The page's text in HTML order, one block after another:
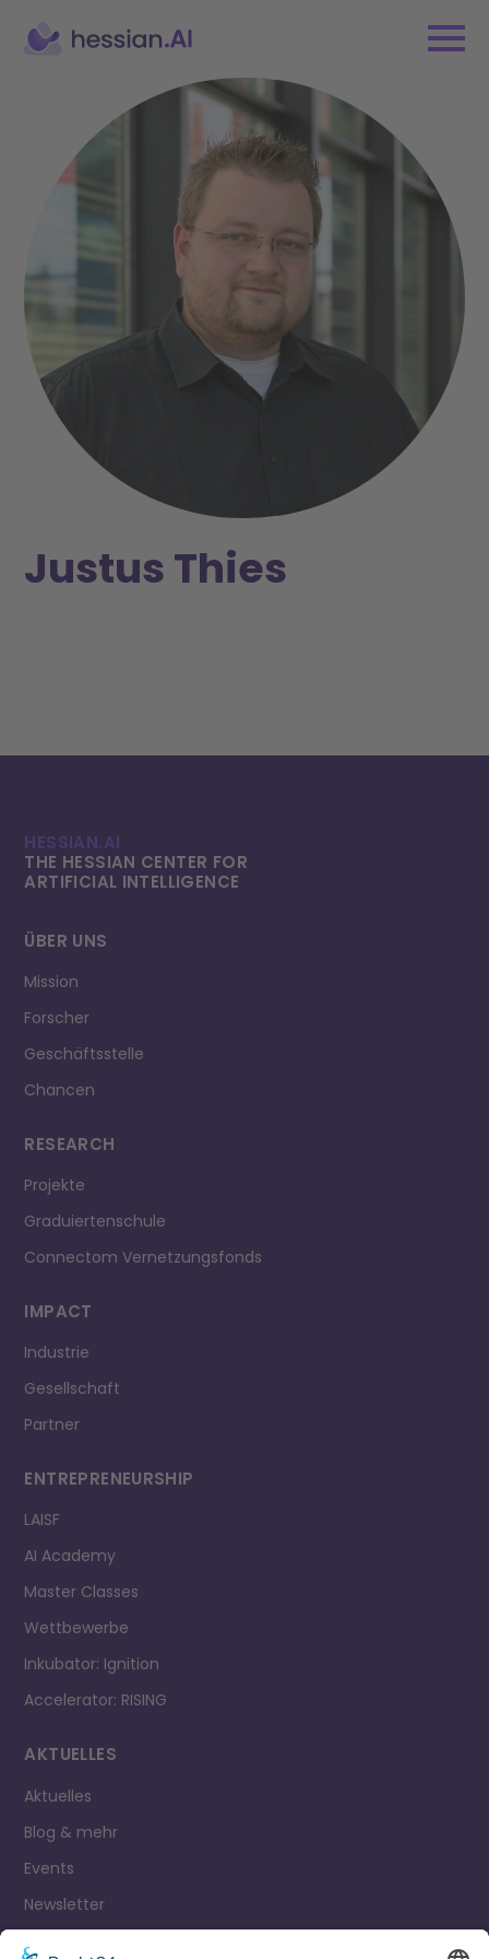
Justus Thies
HESSIAN.AI
THE HESSIAN CENTER FOR
ARTIFICIAL INTELLI­GENCE
ÜBER UNS
Mission
Forscher
Geschäftsstelle
Chancen
RESEARCH
Projekte
Graduiertenschule
Connectom Vernetzungsfonds
IMPACT
Industrie
Gesellschaft
Partner
ENTREPRE­NEURSHIP
LAISF
AI Academy
Master Classes
Wettbewerbe
Inkubator: Ignition
Accelerator: RISING
AKTUELLES
Aktuelles
Blog & mehr
Events
Newsletter